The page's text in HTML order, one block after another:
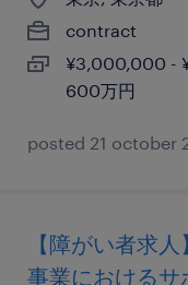
contract
¥3,000,000 -
600万円
posted 21 october
【障がい者求
事業におけるサ